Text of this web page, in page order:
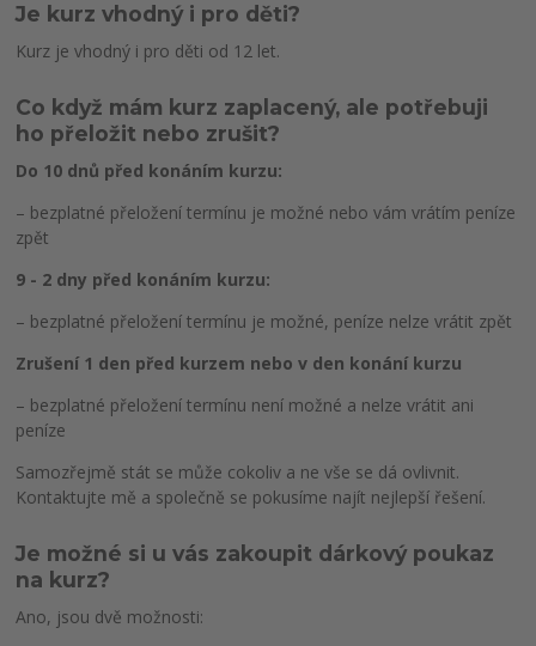
Je kurz vhodný i pro děti?
Kurz je vhodný i pro děti od 12 let.
Co když mám kurz zaplacený, ale potřebuji
ho přeložit nebo zrušit?
Do 10 dnů před konáním kurzu:
– bezplatné přeložení termínu je možné nebo vám vrátím peníze
zpět
9 - 2 dny před konáním kurzu:
– bezplatné přeložení termínu je možné, peníze nelze vrátit zpět
Zrušení 1 den před kurzem nebo v den konání kurzu
– bezplatné přeložení termínu není možné a nelze vrátit ani
peníze
Samozřejmě stát se může cokoliv a ne vše se dá ovlivnit.
Kontaktujte mě a společně se pokusíme najít nejlepší řešení.
Je možné si u vás zakoupit dárkový poukaz
na kurz?
Ano, jsou dvě možnosti: